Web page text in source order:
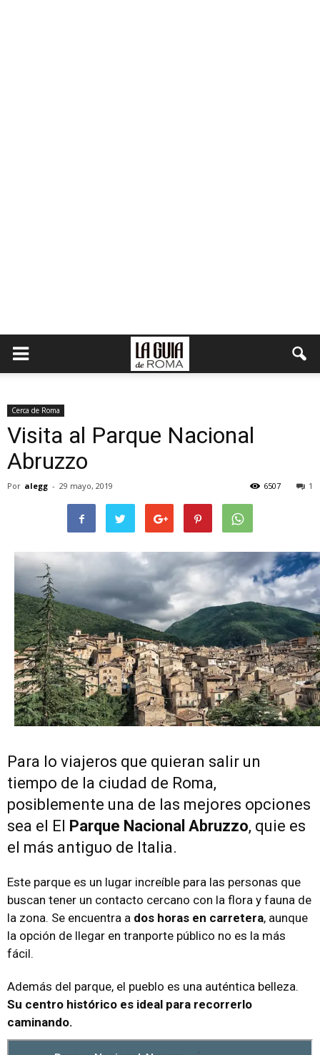
Cerca de Roma
Visita al Parque Nacional
Abruzzo
Por alegg - 29 mayo, 2019 1
6507
Para lo viajeros que quieran salir un
tiempo de la ciudad de Roma,
posiblemente una de las mejores opciones
sea el El Parque Nacional Abruzzo, quie es
el más antiguo de Italia.
Este parque es un lugar increíble para las personas que
buscan tener un contacto cercano con la flora y fauna de
la zona. Se encuentra a dos horas en carretera, aunque
la opción de llegar en tranporte público no es la más
fácil.
Además del parque, el pueblo es una auténtica belleza.
Su centro histórico es ideal para recorrerlo
caminando.